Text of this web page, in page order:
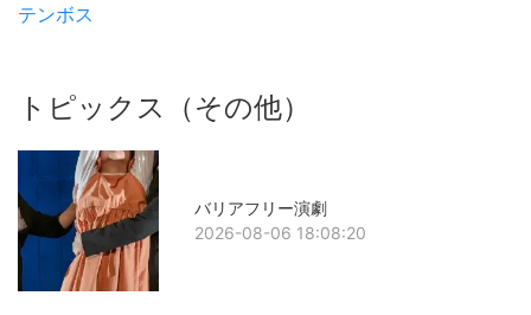
テンボス
トピックス（その他）
バリアフリー演劇
2026-08-06 18:08:20